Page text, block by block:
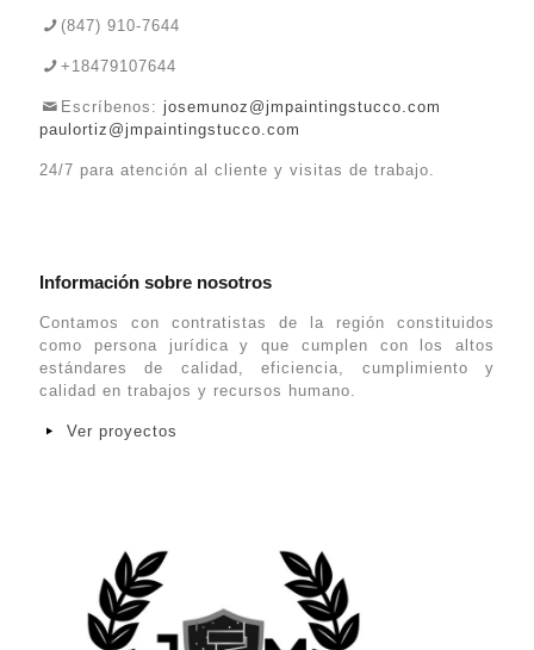
(847) 910-7644
+18479107644
Escríbenos:josemunoz@jmpaintingstucco.com
paulortiz@jmpaintingstucco.com
24/7 para atención al cliente y visitas de trabajo.
Información sobre nosotros
Contamos con contratistas de la región constituidos
como persona jurídica y que cumplen con los altos
estándares de calidad, eficiencia, cumplimiento y
calidad en trabajos y recursos humano.
Ver proyectos